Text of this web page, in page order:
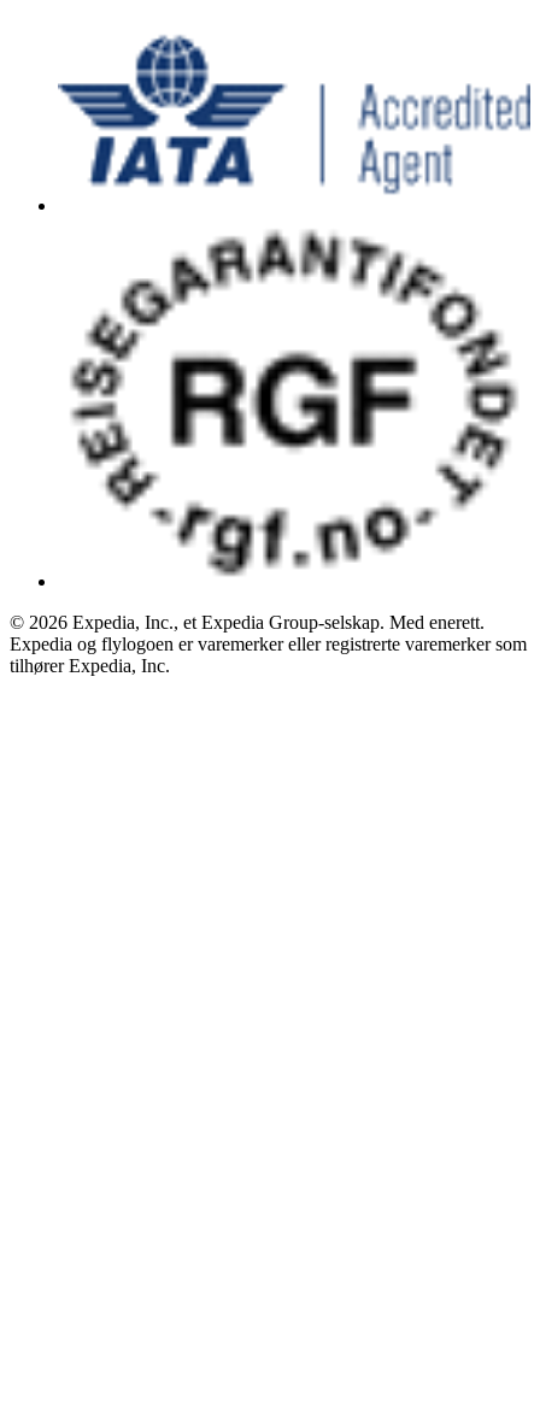
© 2026 Expedia, Inc., et Expedia Group-selskap. Med enerett.
Expedia og flylogoen er varemerker eller registrerte varemerker som
tilhører Expedia, Inc.